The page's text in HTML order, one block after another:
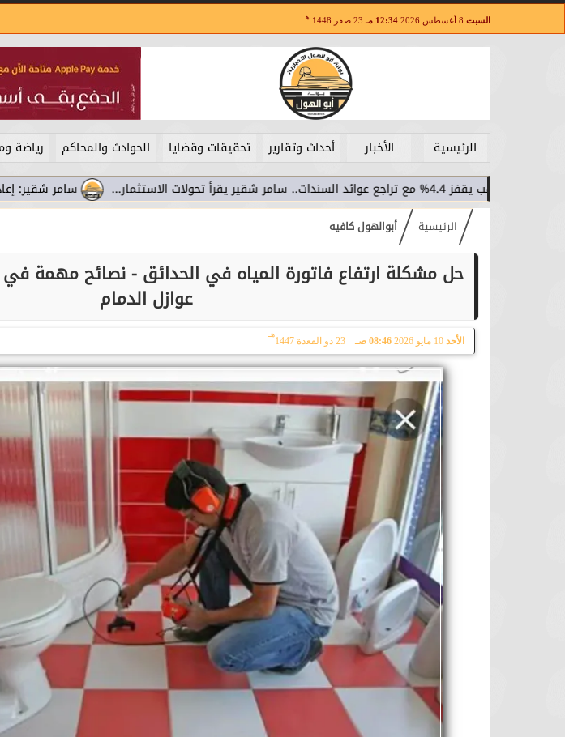
السبت 12:34 مـ 23 صفر 1448 هـ
الرئيسية الأخبار أحداث وتقارير تحقيقات وقضايا الحوادث والمحاكم رياضة
سامر شقير: إعادة
الرئيسية أبوالهول كافيه
حل مشكلة ارتفاع فاتورة المياه في الحدائق - نصائح مهمة
عوازل الدمام
الأحد 10 مايو 2026 08:46 صـ 23 ذو القعدة 1447
هـ